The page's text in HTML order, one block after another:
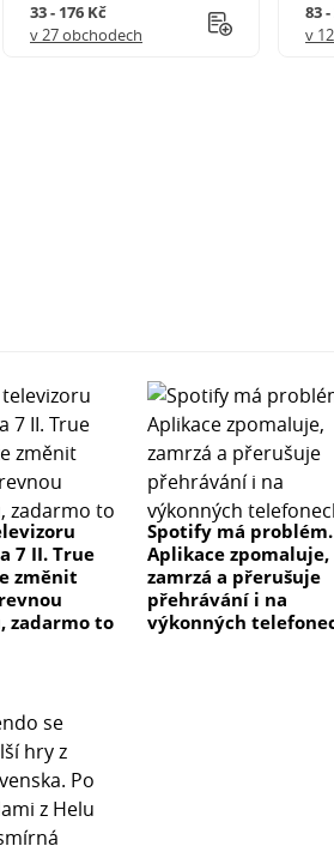
33 - 176 Kč
v 27 obchodech
83 -
v
7 II. True
změnit
zadarmo to
Spotify má problém.
Aplikace zpomaluje,
zamrzá a přerušuje
přehrávání i na
výkonných